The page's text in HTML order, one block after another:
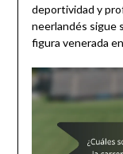
deportividad y
neerlandés sigue
figura venerada